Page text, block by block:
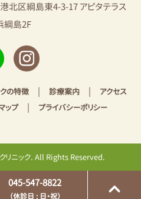
045-547-8822
（休診日 : 日・祝）
北区綱島東4-3-17 アピタテラス
綱島2F
クの特徴| 診療案内| アクセス
ップ| プライバシーポリシー
リニック. All Rights Reserved.